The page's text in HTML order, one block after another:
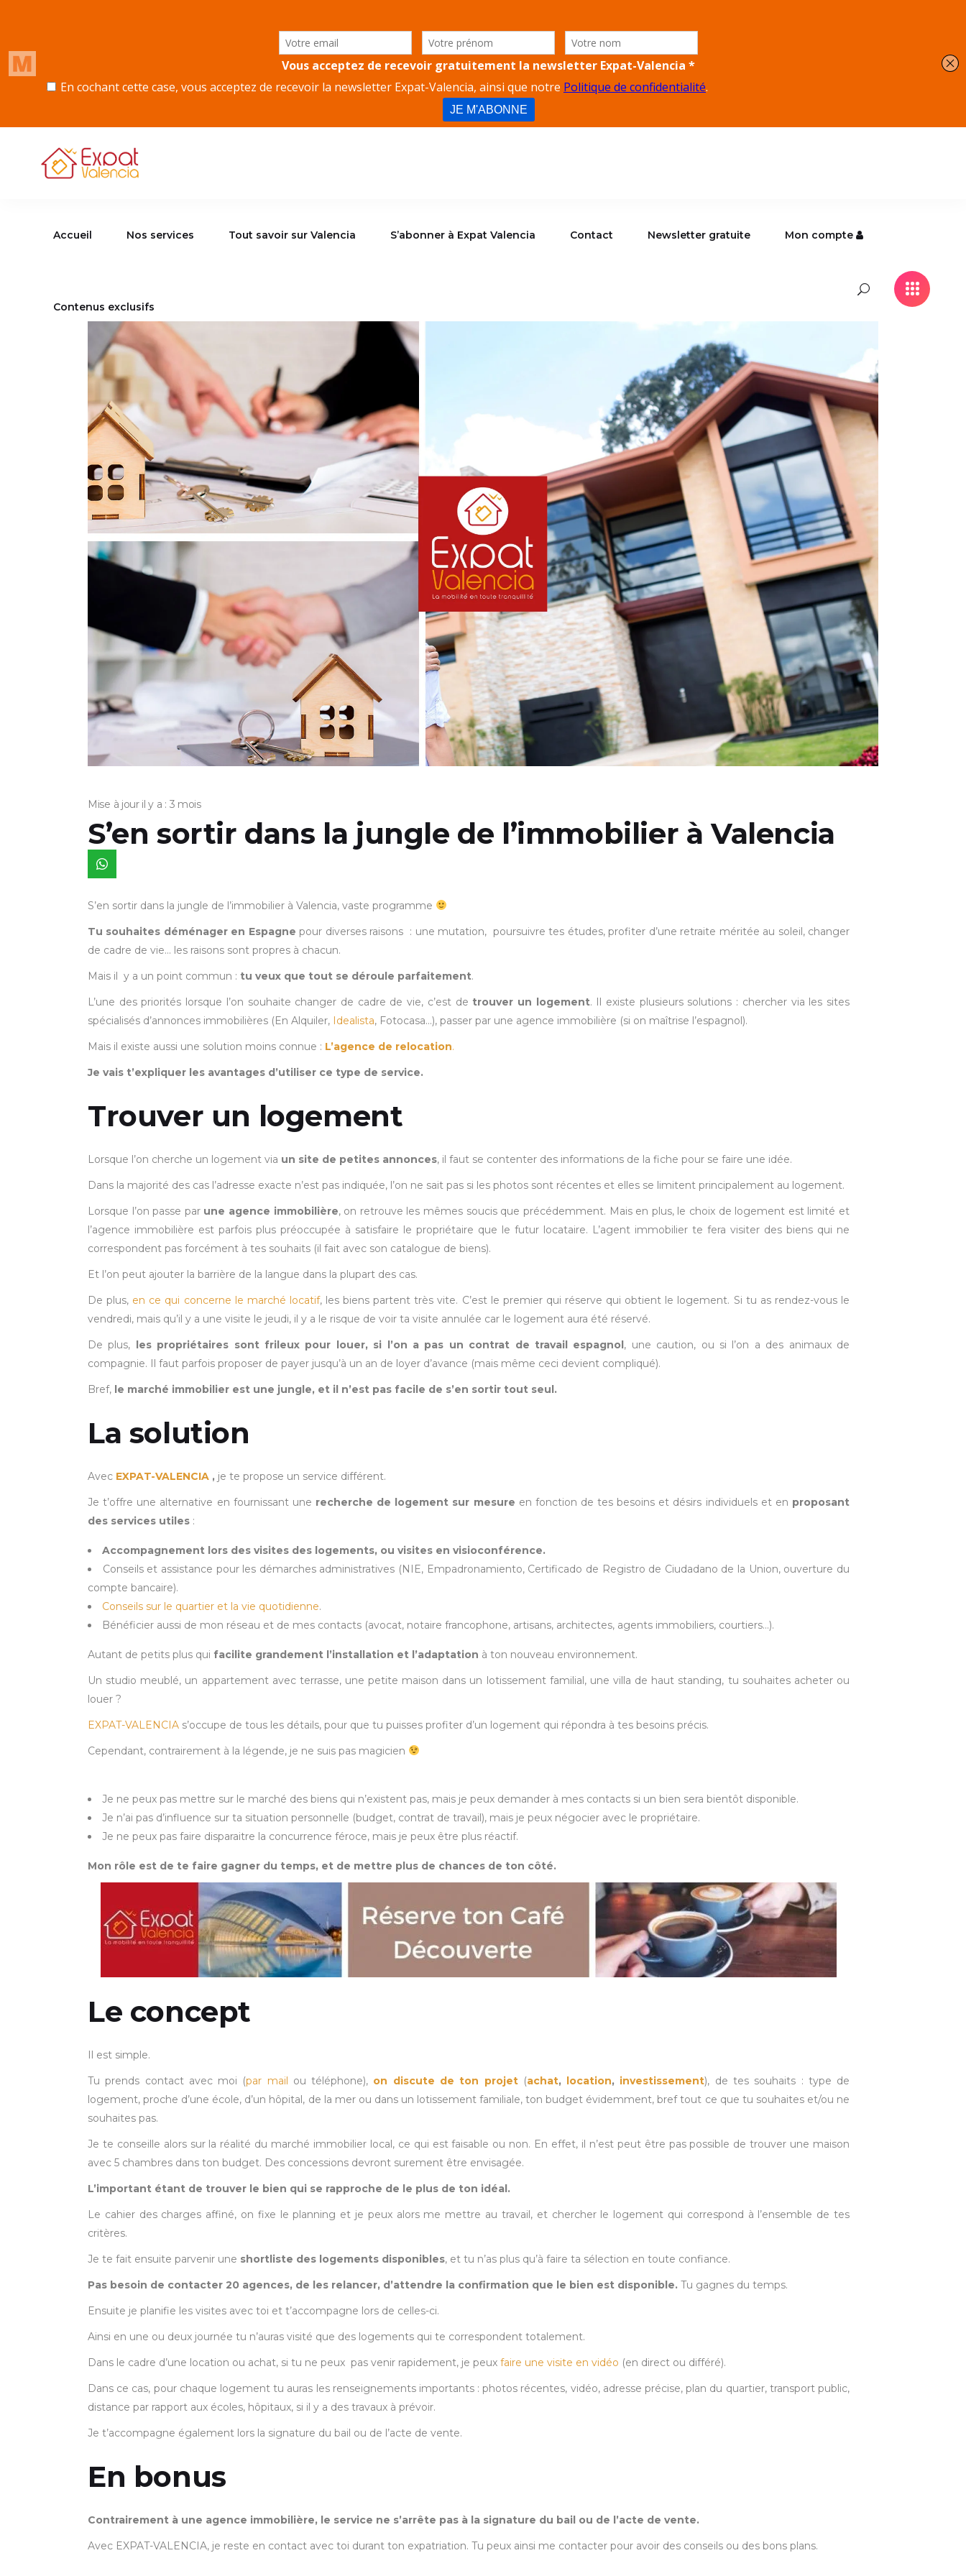
Accueil Nos services Tout savoir sur Valencia S’abonner à Expat Valencia Contact Newsletter gratuite Mon compte
Contenus exclusifs
Mise à jour il y a : 3 mois
S’en sortir dans la jungle de l’immobilier à Valencia
S’en sortir dans la jungle de l’immobilier à Valencia, vaste programme
Tu souhaites déménager en Espagne pour diverses raisons : une mutation, poursuivre tes études, profiter d’une retraite méritée au soleil, changer
de cadre de vie… les raisons sont propres à chacun.
Mais il y a un point commun : tu veux que tout se déroule parfaitement.
L’une des priorités lorsque l’on souhaite changer de cadre de vie, c’est de trouver un logement. Il existe plusieurs solutions : chercher via les sites
spécialisés d’annonces immobilières (En Alquiler, Idealista, Fotocasa…), passer par une agence immobilière (si on maîtrise l’espagnol).
Mais il existe aussi une solution moins connue : L’agence de relocation.
Je vais t’expliquer les avantages d’utiliser ce type de service.
Trouver un logement
Lorsque l’on cherche un logement via un site de petites annonces, il faut se contenter des informations de la fiche pour se faire une idée.
Dans la majorité des cas l’adresse exacte n’est pas indiquée, l’on ne sait pas si les photos sont récentes et elles se limitent principalement au logement.
Lorsque l’on passe par une agence immobilière, on retrouve les mêmes soucis que précédemment. Mais en plus, le choix de logement est limité et
l’agence immobilière est parfois plus préoccupée à satisfaire le propriétaire que le futur locataire. L’agent immobilier te fera visiter des biens qui ne
correspondent pas forcément à tes souhaits (il fait avec son catalogue de biens).
Et l’on peut ajouter la barrière de la langue dans la plupart des cas.
De plus, en ce qui concerne le marché locatif, les biens partent très vite. C’est le premier qui réserve qui obtient le logement. Si tu as rendez-vous le
vendredi, mais qu’il y a une visite le jeudi, il y a le risque de voir ta visite annulée car le logement aura été réservé.
De plus, les propriétaires sont frileux pour louer, si l’on a pas un contrat de travail espagnol, une caution, ou si l’on a des animaux de
compagnie. Il faut parfois proposer de payer jusqu’à un an de loyer d’avance (mais même ceci devient compliqué).
Bref, le marché immobilier est une jungle, et il n’est pas facile de s’en sortir tout seul.
La solution
Avec EXPAT-VALENCIA , je te propose un service différent.
Je t’offre une alternative en fournissant une recherche de logement sur mesure en fonction de tes besoins et désirs individuels et en proposant
des services utiles :
Accompagnement lors des visites des logements, ou visites en visioconférence.
Conseils et assistance pour les démarches administratives (NIE, Empadronamiento, Certificado de Registro de Ciudadano de la Union, ouverture du
compte bancaire).
Conseils sur le quartier et la vie quotidienne.
Bénéficier aussi de mon réseau et de mes contacts (avocat, notaire francophone, artisans, architectes, agents immobiliers, courtiers…).
Autant de petits plus qui facilite grandement l’installation et l’adaptation à ton nouveau environnement.
Un studio meublé, un appartement avec terrasse, une petite maison dans un lotissement familial, une villa de haut standing, tu souhaites acheter ou
louer ?
EXPAT-VALENCIA s’occupe de tous les détails, pour que tu puisses profiter d’un logement qui répondra à tes besoins précis.
Cependant, contrairement à la légende, je ne suis pas magicien
Je ne peux pas mettre sur le marché des biens qui n’existent pas, mais je peux demander à mes contacts si un bien sera bientôt disponible.
Je n’ai pas d’influence sur ta situation personnelle (budget, contrat de travail), mais je peux négocier avec le propriétaire.
Je ne peux pas faire disparaitre la concurrence féroce, mais je peux être plus réactif.
Mon rôle est de te faire gagner du temps, et de mettre plus de chances de ton côté.
Le concept
Il est simple.
Tu prends contact avec moi (par mail ou téléphone), on discute de ton projet(achat, location, investissement), de tes souhaits : type de
logement, proche d’une école, d’un hôpital, de la mer ou dans un lotissement familiale, ton budget évidemment, bref tout ce que tu souhaites et/ou ne
souhaites pas.
Je te conseille alors sur la réalité du marché immobilier local, ce qui est faisable ou non. En effet, il n’est peut être pas possible de trouver une maison
avec 5 chambres dans ton budget. Des concessions devront surement être envisagée.
L’important étant de trouver le bien qui se rapproche de le plus de ton idéal.
Le cahier des charges affiné, on fixe le planning et je peux alors me mettre au travail, et chercher le logement qui correspond à l’ensemble de tes
critères.
Je te fait ensuite parvenir une shortliste des logements disponibles, et tu n’as plus qu’à faire ta sélection en toute confiance.
Pas besoin de contacter 20 agences, de les relancer, d’attendre la confirmation que le bien est disponible. Tu gagnes du temps.
Ensuite je planifie les visites avec toi et t’accompagne lors de celles-ci.
Ainsi en une ou deux journée tu n’auras visité que des logements qui te correspondent totalement.
Dans le cadre d’une location ou achat, si tu ne peux pas venir rapidement, je peux faire une visite en vidéo (en direct ou différé).
Dans ce cas, pour chaque logement tu auras les renseignements importants : photos récentes, vidéo, adresse précise, plan du quartier, transport public,
distance par rapport aux écoles, hôpitaux, si il y a des travaux à prévoir.
Je t’accompagne également lors la signature du bail ou de l’acte de vente.
En bonus
Contrairement à une agence immobilière, le service ne s’arrête pas à la signature du bail ou de l’acte de vente.
Avec EXPAT-VALENCIA, je reste en contact avec toi durant ton expatriation. Tu peux ainsi me contacter pour avoir des conseils ou des bons plans.